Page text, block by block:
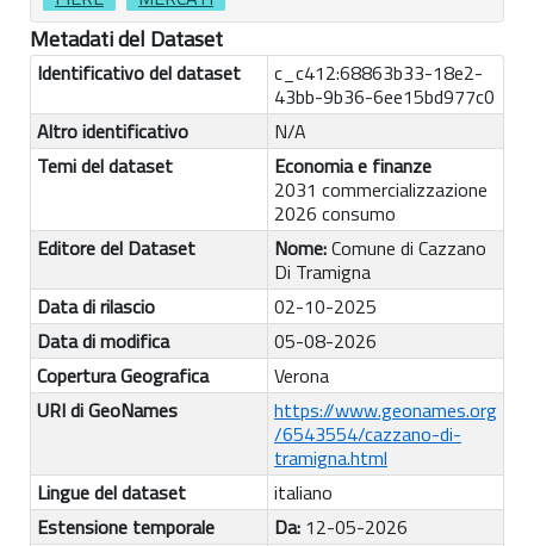
Metadati del Dataset
Identificativo del dataset
c_c412:68863b33-18e2-
43bb-9b36-6ee15bd977c0
Altro identificativo
N/A
Temi del dataset
Economia e finanze
2031 commercializzazione
2026 consumo
Editore del Dataset
Nome:Comune di Cazzano
Di Tramigna
Data di rilascio
02-10-2025
Data di modifica
05-08-2026
Copertura Geografica
Verona
URI di GeoNames
https://www.geonames.org
/6543554/cazzano-di-
tramigna.html
Lingue del dataset
italiano
Estensione temporale
Da: 12-05-2026